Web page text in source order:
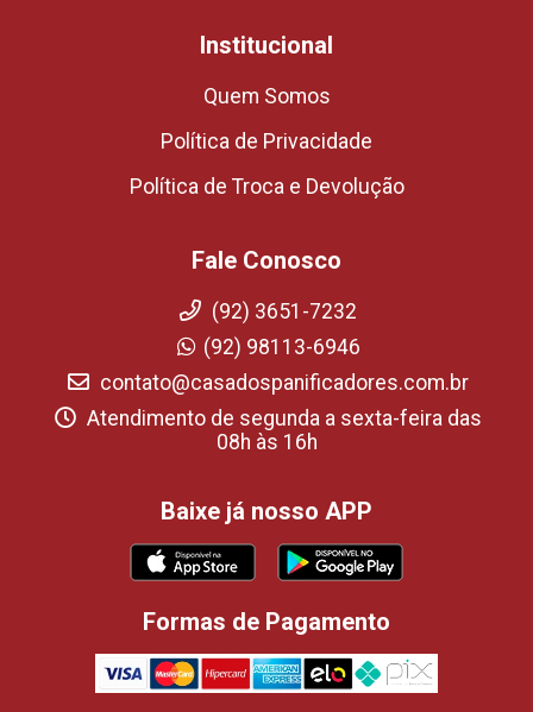
Institucional
Quem Somos
Política de Privacidade
Política de Troca e Devolução
Fale Conosco
(92) 3651-7232
(92) 98113-6946
contato@casadospanificadores.com.br
Atendimento de segunda a sexta-feira das
08h às 16h
Baixe já nosso APP
Formas de Pagamento